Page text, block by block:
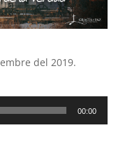
del 2019.
00:00